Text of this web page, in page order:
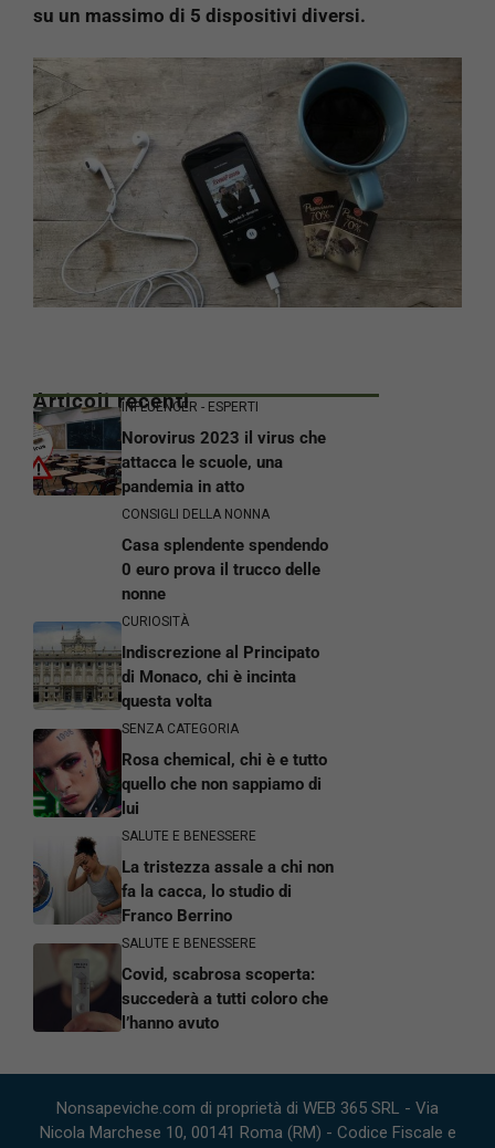
su un massimo di 5 dispositivi diversi.
Articoli recentiINFLUENCER - ESPERTI
Norovirus 2023 il virus che
attacca le scuole, una
pandemia in atto
CONSIGLI DELLA NONNA
Casa splendente spendendo
0 euro prova il trucco delle
nonne
CURIOSITÀ
Indiscrezione al Principato
di Monaco, chi è incinta
questa volta
SENZA CATEGORIA
Rosa chemical, chi è e tutto
quello che non sappiamo di
lui
SALUTE E BENESSERE
La tristezza assale a chi non
fa la cacca, lo studio di
Franco Berrino
SALUTE E BENESSERE
Covid, scabrosa scoperta:
succederà a tutti coloro che
l’hanno avuto
Nonsapeviche.com di proprietà di WEB 365 SRL - Via
Nicola Marchese 10, 00141 Roma (RM) - Codice Fiscale e